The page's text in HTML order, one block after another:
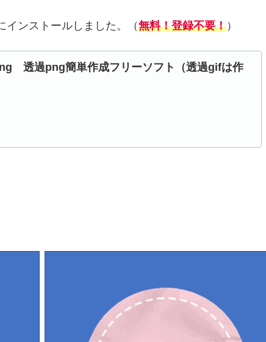
インストールしました。（無料！登録不要！）
透過png簡単作成フリーソフト（透過gifは作